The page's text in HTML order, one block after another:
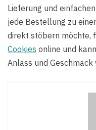
Lieferung und
jede Bestellung zu
direkt stöbern möchte,
Cookies online und
Anlass und Geschmack